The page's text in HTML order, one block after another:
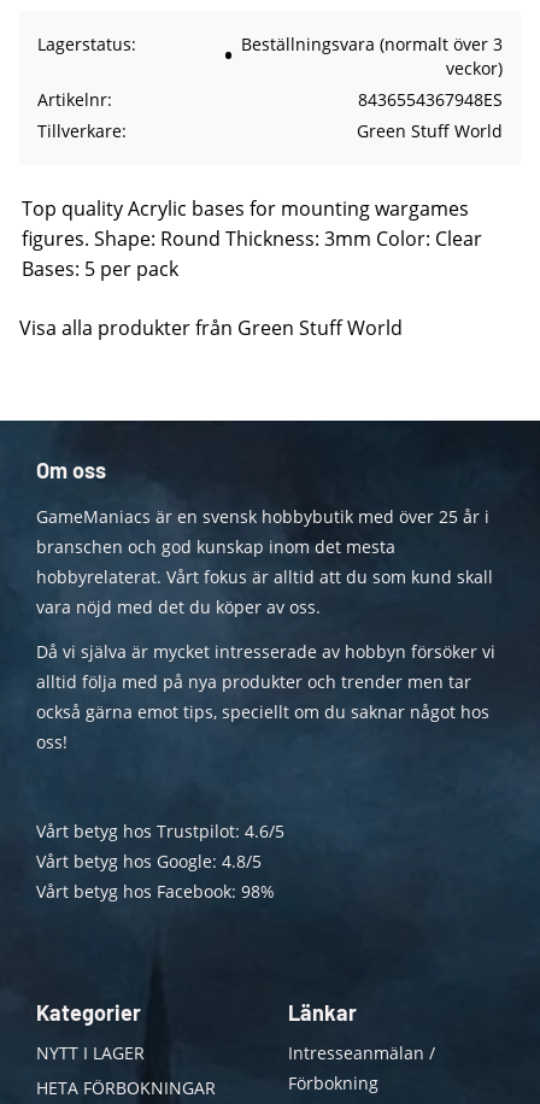
Lagerstatus
Beställningsvara (normalt över 3
veckor)
Artikelnr
8436554367948ES
Tillverkare
Green Stuff World
Top quality Acrylic bases for mounting wargames
figures. Shape: Round Thickness: 3mm Color: Clear
Bases: 5 per pack
Visa alla produkter från Green Stuff World
Om oss
GameManiacs är en svensk hobbybutik med över 25 år i
branschen och god kunskap inom det mesta
hobbyrelaterat. Vårt fokus är alltid att du som kund skall
vara nöjd med det du köper av oss.
Då vi själva är mycket intresserade av hobbyn försöker vi
alltid följa med på nya produkter och trender men tar
också gärna emot tips, speciellt om du saknar något hos
oss!
Vårt betyg hos Trustpilot: 4.6/5
Vårt betyg hos Google: 4.8/5
Vårt betyg hos Facebook: 98%
Kategorier
NYTT I LAGER
HETA FÖRBOKNINGAR
Länkar
Intresseanmälan /
Förbokning